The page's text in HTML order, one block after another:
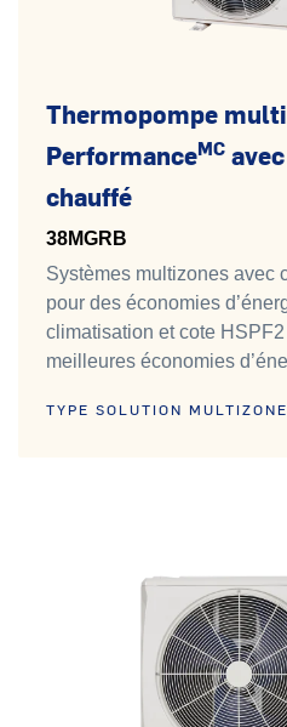
Thermopompe
PerformanceMCavec
chauffé
38MGRB
Systèmes multizones avec
pour des économies
climatisation et cote
meilleures économies
TYPE SOLUTION MULTIZONE